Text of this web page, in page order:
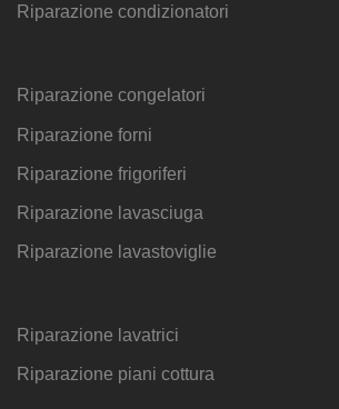
Riparazione condizionatori
Riparazione congelatori
Riparazione forni
Riparazione frigoriferi
Riparazione lavasciuga
Riparazione lavastoviglie
Riparazione lavatrici
Riparazione piani cottura